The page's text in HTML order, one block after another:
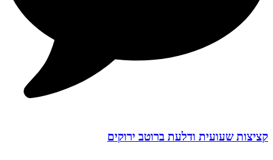
קציצות שעועית ודלעת ברוטב ירוקים